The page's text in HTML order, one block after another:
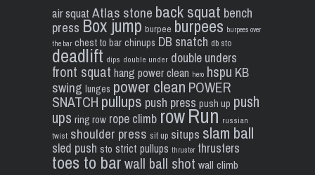
air squat Atlas stone back squat bench
press Box jump burpee burpees burpees over
the bar chest to bar chinups DB snatch db sto
deadlift dips double under double unders
front squat hang power clean hero hspu KB
swing lunges power clean POWER
SNATCH pullups push press push up push
ups ring row rope climb rowRun russian
twist shoulder press sit up situps slam ball
sled push sto strict pullups thruster thrusters
toes to barwall ball shot wall climb